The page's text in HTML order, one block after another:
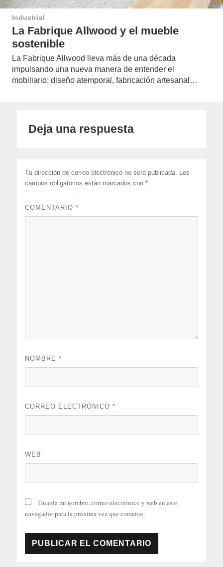
Industrial
La Fabrique Allwood y el mueble
sostenible
La Fabrique Allwood lleva más de una década
impulsando una nueva manera de entender el
mobiliario: diseño atemporal, fabricación artesanal…
Deja una respuesta
Tu dirección de correo electrónico no será publicada. Los
campos obligatorios están marcados con*
COMENTARIO*
NOMBRE*
CORREO ELECTRÓNICO*
WEB
Guarda mi nombre, correo electrónico y web en este
navegador para la próxima vez que comente.